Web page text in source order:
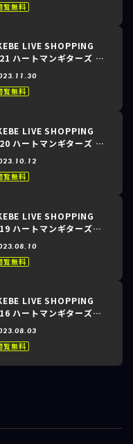
覧無料
LIVE SHOPPING
ハートマンギターズ ～
るでリアルヴィンテー
Lab 徹底検証！～
覧無料
LIVE SHOPPING
ハートマンギターズ ～
覧無料
LIVE SHOPPING
ハートマンギターズ～
覧無料
LIVE SHOPPING
ハートマンギターズ～
Buxom6 Gold
覧無料